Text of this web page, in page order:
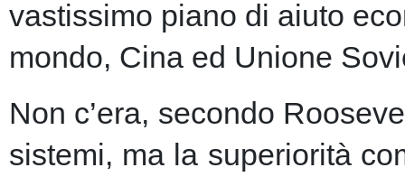
vastissimo piano di aiuto
mondo, Cina ed Unione
Non c’era, secondo
sistemi, ma la superiorità